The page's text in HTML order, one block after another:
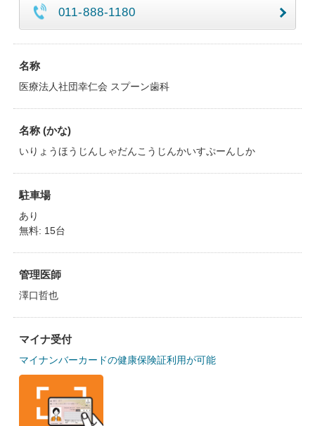
011-888-1180
名称
医療法人社団幸仁会 スプーン歯科
名称 (かな)
いりょうほうじんしゃだんこうじんかいすぷーんしか
駐車場
あり
無料: 15台
管理医師
澤口哲也
マイナ受付
マイナンバーカードの健康保険証利用が可能